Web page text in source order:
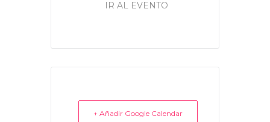
IR AL EVENTO
+ Añadir Google Calendar